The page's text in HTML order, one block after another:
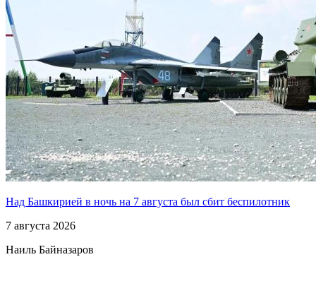
Над Башкирией в ночь на 7 августа был сбит беспилотник
7 августа 2026
Наиль Байназаров